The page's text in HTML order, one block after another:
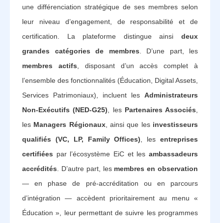
une différenciation stratégique de ses membres selon
leur niveau d’engagement, de responsabilité et de
certification. La plateforme distingue ainsi deux
grandes catégories de membres . D’une part, les
membres actifs , disposant d’un accès complet à
l’ensemble des fonctionnalités (Éducation, Digital Assets,
Services Patrimoniaux), incluent les Administrateurs
Non-Exécutifs (NED-G25) , les Partenaires Associés
les Managers Régionaux, ainsi que les investisseurs
qualifiés (VC, LP, Family Offices) , lesentreprises
certifiées par l’écosystème EiC et les ambassadeurs
accrédités . D’autre part, les membres en observation
— en phase de pré-accréditation ou en parcours
d’intégration — accèdent prioritairement au menu «
Éducation », leur permettant de suivre les programmes